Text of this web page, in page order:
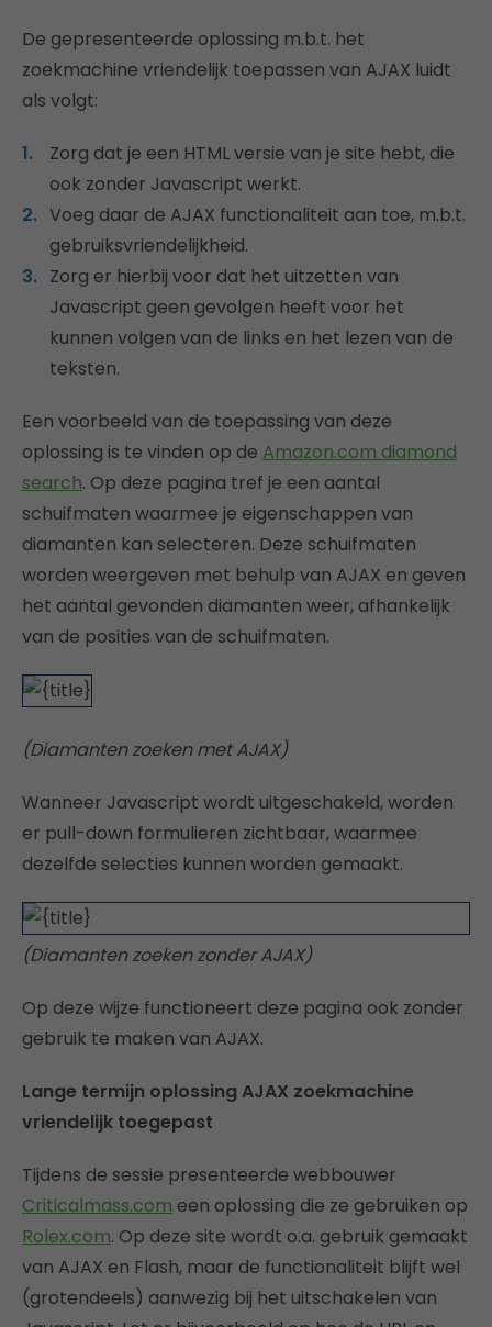
De gepresenteerde oplossing m.b.t. het
zoekmachine vriendelijk toepassen van AJAX luidt
als volgt:
Zorg dat je een HTML versie van je site hebt, die
ook zonder Javascript werkt.
Voeg daar de AJAX functionaliteit aan toe, m.b.t.
gebruiksvriendelijkheid.
Zorg er hierbij voor dat het uitzetten van
Javascript geen gevolgen heeft voor het
kunnen volgen van de links en het lezen van de
teksten.
Een voorbeeld van de toepassing van deze
oplossing is te vinden op de Amazon.com diamond
search. Op deze pagina tref je een aantal
schuifmaten waarmee je eigenschappen van
diamanten kan selecteren. Deze schuifmaten
worden weergeven met behulp van AJAX en geven
het aantal gevonden diamanten weer, afhankelijk
van de posities van de schuifmaten.
(Diamanten zoeken met AJAX)
Wanneer Javascript wordt uitgeschakeld, worden
er pull-down formulieren zichtbaar, waarmee
dezelfde selecties kunnen worden gemaakt.
(Diamanten zoeken zonder AJAX)
Op deze wijze functioneert deze pagina ook zonder
gebruik te maken van AJAX.
Lange termijn oplossing AJAX zoekmachine
vriendelijk toegepast
Tijdens de sessie presenteerde webbouwer
Criticalmass.com een oplossing die ze gebruiken op
Rolex.com. Op deze site wordt o.a. gebruik gemaakt
van AJAX en Flash, maar de functionaliteit blijft wel
(grotendeels) aanwezig bij het uitschakelen van